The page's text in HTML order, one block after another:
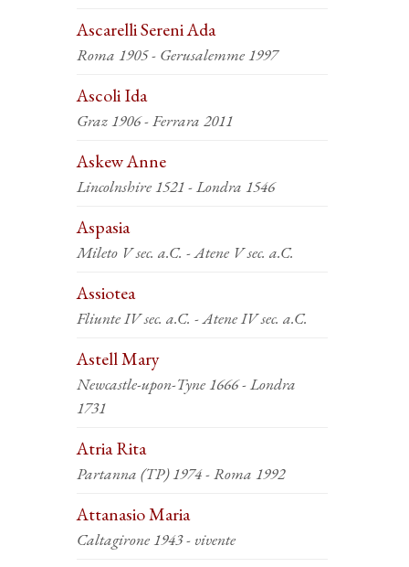
Ascarelli Sereni Ada
Roma 1905 - Gerusalemme 1997
Ascoli Ida
Graz 1906 - Ferrara 2011
Askew Anne
Lincolnshire 1521 - Londra 1546
Aspasia
Mileto V sec. a.C. - Atene V sec. a.C.
Assiotea
Fliunte IV sec. a.C. - Atene IV sec. a.C.
Astell Mary
Newcastle-upon-Tyne 1666 - Londra
1731
Atria Rita
Partanna (TP) 1974 - Roma 1992
Attanasio Maria
Caltagirone 1943 - vivente